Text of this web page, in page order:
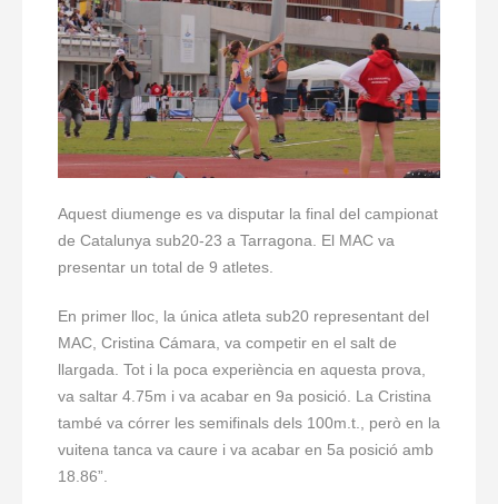
Aquest diumenge es va disputar la final del campionat
de Catalunya sub20-23 a Tarragona. El MAC va
presentar un total de 9 atletes.
En primer lloc, la única atleta sub20 representant del
MAC, Cristina Cámara, va competir en el salt de
llargada. Tot i la poca experiència en aquesta prova,
va saltar 4.75m i va acabar en 9a posició. La Cristina
també va córrer les semifinals dels 100m.t., però en la
vuitena tanca va caure i va acabar en 5a posició amb
18.86”.